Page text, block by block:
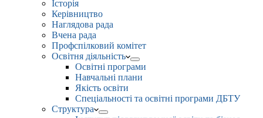
Історія
Керівництво
Наглядова рада
Вчена рада
Профспілковий комітет
Освітня діяльність
Освітні програми
Навчальні плани
Якість освіти
Спеціальності та освітні програми ДБТУ
Структура